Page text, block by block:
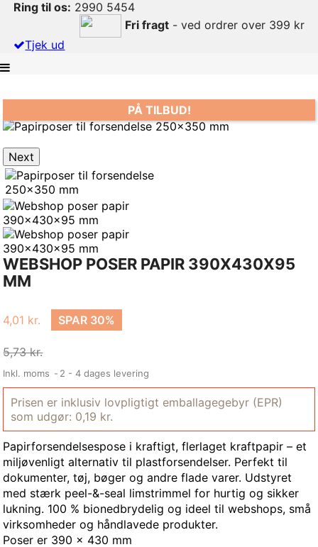
Ring til os: 2990 5454
Fri fragt- ved ordrer over 399 kr
Tjek ud
PÅ TILBUD!
Next
WEBSHOP POSER PAPIR 390X430X95
MM
4,01 kr. SPAR 30%
5,73 kr.
Inkl. moms 2 - 4 dages levering
Prisen er inklusiv lovpligtigt emballagegebyr (EPR)
som udgør: 0,19 kr.
Papirforsendelsespose i kraftigt, flerlaget kraftpapir – et
miljøvenligt alternativ til plastforsendelser. Perfekt til
dokumenter, tøj, bøger og andre flade varer. Udstyret
med stærk peel-&-seal limstrimmel for hurtig og sikker
lukning. 100 % bionedbrydelig og ideel til webshops, små
virksomheder og håndlavede produkter.
Poser er 390 x 430 mm